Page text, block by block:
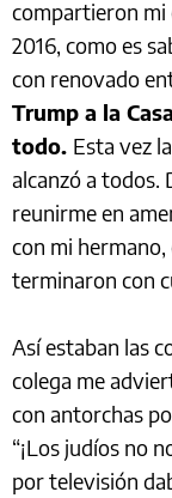
compartieron mi
2016, como es
con renovado
Trump a la
todo. Esta vez
alcanzó a todos.
reunirme en
con mi
terminaron con
Así estaban las
colega me
con antorchas
“¡Los judíos no
por televisión